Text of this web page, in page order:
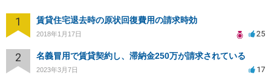
1 賃貸住宅退去時の原状回復費用の請求時効
2018年1月17日 25
2 名義冒用で賃貸契約し、滞納金250万が請求されている
2023年3月7日 17